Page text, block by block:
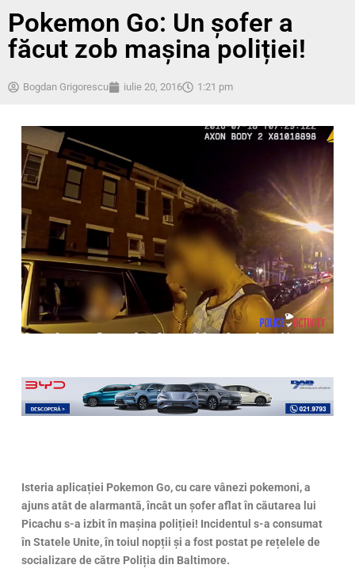
Pokemon Go: Un șofer a
făcut zob mașina poliției!
Bogdan Grigorescu iulie 20, 2016 1:21 pm
Isteria aplicației Pokemon Go, cu care vânezi pokemoni, a
ajuns atât de alarmantă, încât un șofer aflat în căutarea lui
Picachu s-a izbit în mașina poliției! Incidentul s-a consumat
în Statele Unite, în toiul nopții și a fost postat pe rețelele de
socializare de către Poliția din Baltimore.